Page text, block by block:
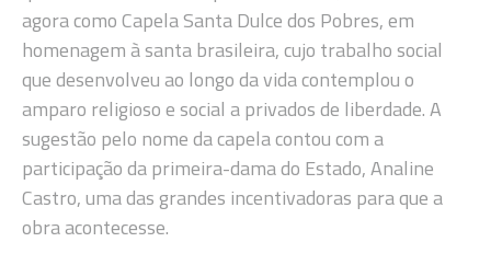
agora como Capela Santa Dulce dos Pobres, em
homenagem à santa brasileira, cujo trabalho social
que desenvolveu ao longo da vida contemplou o
amparo religioso e social a privados de liberdade. A
sugestão pelo nome da capela contou com a
participação da primeira-dama do Estado, Analine
Castro, uma das grandes incentivadoras para que a
obra acontecesse.